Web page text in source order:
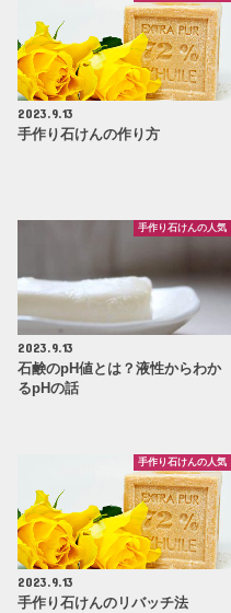
2023.9.13
手作り石けんの作り方
手作り石けんの人気
2023.9.13
石鹸のpH値とは？液性からわか
るpHの話
手作り石けんの人気
2023.9.13
手作り石けんのリバッチ法